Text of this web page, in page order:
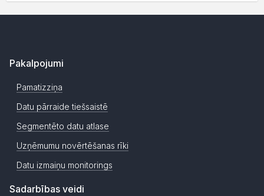
Pakalpojumi
Pamatizziņa
Datu pārraide tiešsaistē
Segmentēto datu atlase
Uzņēmumu novērtēšanas rīki
Datu izmaiņu monitorings
Sadarbības veidi